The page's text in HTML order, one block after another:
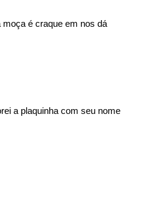
moça é craque em nos dá
a plaquinha com seu nome